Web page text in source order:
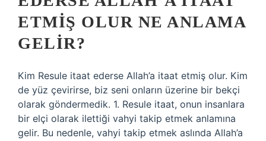
ETMIŞ OLUR NE ANLAMA
GELIR?
Kim Resule itaat ederse Allah’a itaat etmiş olur. Kim
de yüz çevirirse, biz seni onların üzerine bir bekçi
olarak göndermedik. 1. Resule itaat, onun insanlara
bir elçi olarak ilettiği vahyi takip etmek anlamına
gelir. Bu nedenle, vahyi takip etmek aslında Allah’a